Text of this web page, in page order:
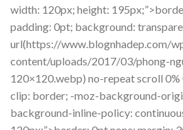
width: 120px; height:
padding: 0pt; background:
url(https://www.blognhadep.com/
content/uploads/2017/03/phong-
120×120.webp) no-repeat scroll
clip: border; -moz-background-
background-inline-policy: